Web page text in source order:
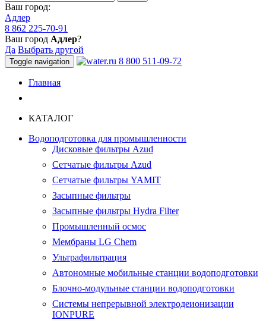
Ваш город:
Адлер
8 862 225-70-91
Ваш город Адлер?
Да Выбрать другой
Toggle navigation 8 800 511-09-72
Главная
КАТАЛОГ
Водоподготовка для промышленности
Дисковые фильтры Azud
Сетчатые фильтры Azud
Сетчатые фильтры YAMIT
Засыпные фильтры
Засыпные фильтры Hydra Filter
Промышленный осмос
Мембраны LG Chem
Ультрафильтрация
Автономные мобильные станции водоподготовки
Блочно-модульные станции водоподготовки
Системы непрерывной электродеионизации
IONPURE